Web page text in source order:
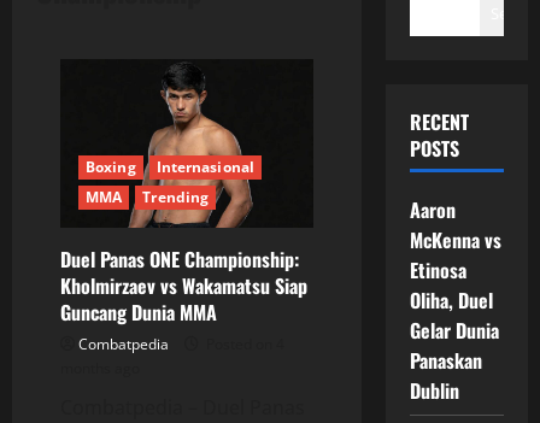
Boxing
Internasional
MMA
Trending
Duel Panas ONE Championship:
Kholmirzaev vs Wakamatsu Siap
Guncang Dunia MMA
Combatpedia
RECENT
POSTS
Aaron
McKenna vs
Etinosa
Oliha, Duel
Gelar Dunia
Panaskan
Dublin